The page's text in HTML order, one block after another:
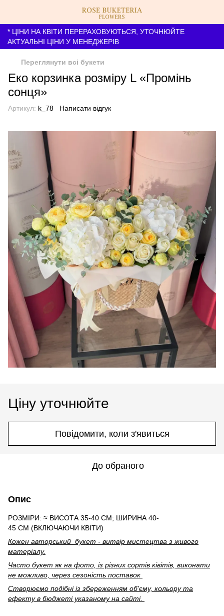
* ЦІНИ НА КВІТИ ПЕРЕРАХОВУЮТЬСЯ, УТОЧНЮЙТЕ
АКТУАЛЬНІ ЦІНИ У МЕНЕДЖЕРІВ
Переглянути всі букети
Еко корзинка розміру L «Промінь
сонця»
Артикул: k_78 Написати відгук
Ціну уточнюйте
Повідомити, коли з'явиться
До обраного
Опис
РОЗМІРИ: ≈ ВИСОТА 35-40 СМ; ШИРИНА 40-
45 СМ (ВКЛЮЧАЮЧИ КВІТИ)
Кожен авторський букет - витвір мистецтва з живого
матеріалу.
Часто букет як на фото, із різних сортів ківітів, виконати
не можливо, через сезоність поставок
Створюємо подібні із збереженням об'єму, кольору та
ефекту в бюджеті указаному на сайті.